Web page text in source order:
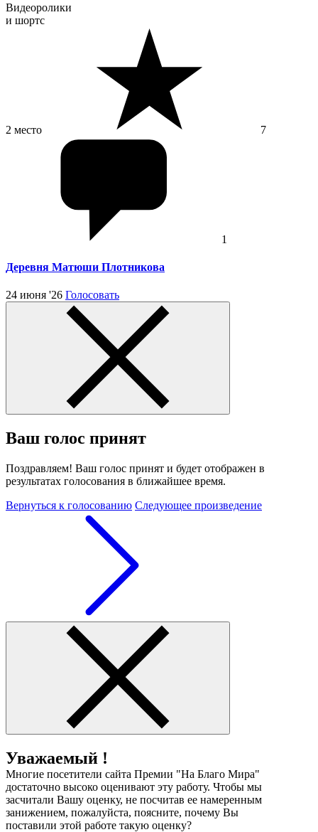
Видеоролики
и шортс
2 место 7
1
Деревня Матюши Плотникова
24 июня '26 Голосовать
Ваш голос принят
Поздравляем! Ваш голос принят и будет отображен в
результатах голосования в ближайшее время.
Вернуться к голосованию Следующее произведение
Уважаемый !
Многие посетители сайта Премии "На Благо Мира"
достаточно высоко оценивают эту работу. Чтобы мы
засчитали Вашу оценку, не посчитав ее намеренным
занижением, пожалуйста, поясните, почему Вы
поставили этой работе такую оценку?